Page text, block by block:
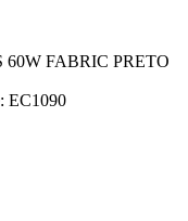
FABRIC PRETO
: EC1090